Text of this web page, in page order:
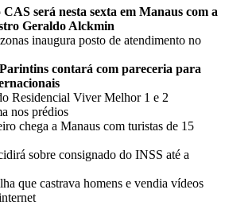
será nesta sexta em Manaus com a
Geraldo Alckmin
inaugura posto de atendimento no
contará com pareceria para
Residencial Viver Melhor 1 e 2
nos prédios
chega a Manaus com turistas de 15
sobre consignado do INSS até a
que castrava homens e vendia vídeos